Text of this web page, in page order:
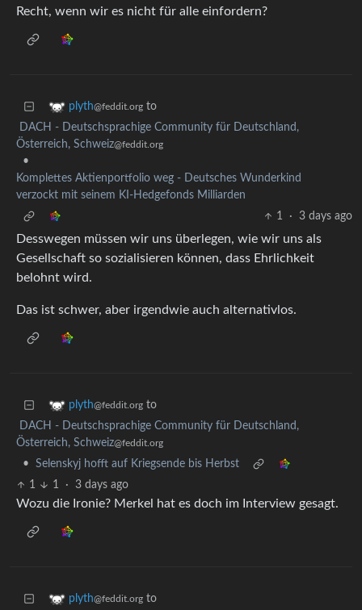
Recht, wenn wir es nicht für alle einfordern?
plyth@feddit.org to
DACH - Deutschsprachige Community für Deutschland,
Österreich, Schweiz@feddit.org
•
Komplettes Aktienportfolio weg - Deutsches Wunderkind
verzockt mit seinem KI-Hedgefonds Milliarden
1
· 3 days ago
Desswegen müssen wir uns überlegen, wie wir uns als
Gesellschaft so sozialisieren können, dass Ehrlichkeit
belohnt wird.
Das ist schwer, aber irgendwie auch alternativlos.
plyth@feddit.org to
DACH - Deutschsprachige Community für Deutschland,
Österreich, Schweiz@feddit.org
•
Selenskyj hofft auf Kriegsende bis Herbst
1
1 · 3 days ago
Wozu die Ironie? Merkel hat es doch im Interview gesagt.
plyth@feddit.org to